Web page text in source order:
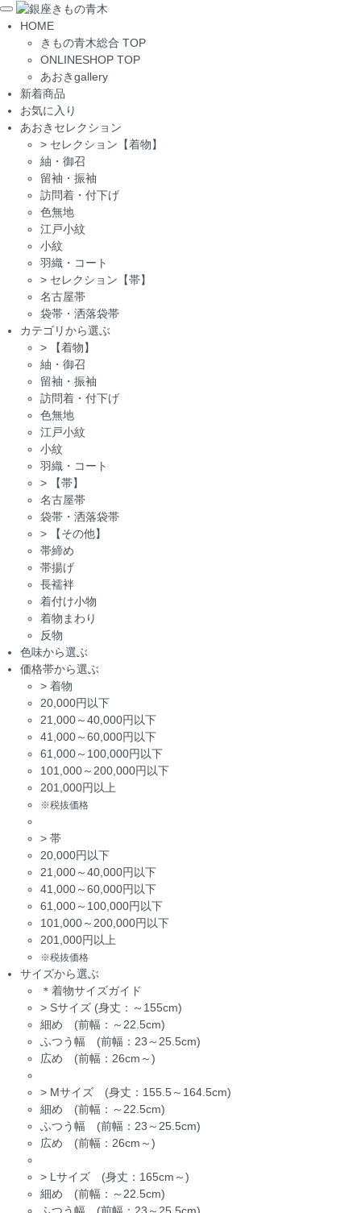
Toggle
navigation
HOME
きもの青木総合 TOP
ONLINESHOP TOP
あおきgallery
新着商品
お気に入り
あおきセレクション
> セレクション【着物】
紬・御召
留袖・振袖
訪問着・付下げ
色無地
江戸小紋
小紋
羽織・コート
> セレクション【帯】
名古屋帯
袋帯・洒落袋帯
カテゴリから選ぶ
>
【着物】
紬・御召
留袖・振袖
訪問着・付下げ
色無地
江戸小紋
小紋
羽織・コート
>
【帯】
名古屋帯
袋帯・洒落袋帯
>
【その他】
帯締め
帯揚げ
長襦袢
着付け小物
着物まわり
反物
色味から選ぶ
価格帯から選ぶ
> 着物
20,000円以下
21,000～40,000円以下
41,000～60,000円以下
61,000～100,000円以下
101,000～200,000円以下
201,000円以上
※税抜価格
> 帯
20,000円以下
21,000～40,000円以下
41,000～60,000円以下
61,000～100,000円以下
101,000～200,000円以下
201,000円以上
※税抜価格
サイズから選ぶ
＊着物サイズガイド
> Sサイズ (身丈：～155cm)
細め (前幅：～22.5cm)
ふつう幅 (前幅：23～25.5cm)
広め (前幅：26cm～)
> Mサイズ (身丈：155.5～164.5cm)
細め (前幅：～22.5cm)
ふつう幅 (前幅：23～25.5cm)
広め (前幅：26cm～)
> Lサイズ (身丈：165cm～)
細め (前幅：～22.5cm)
ふつう幅 (前幅：23～25.5cm)